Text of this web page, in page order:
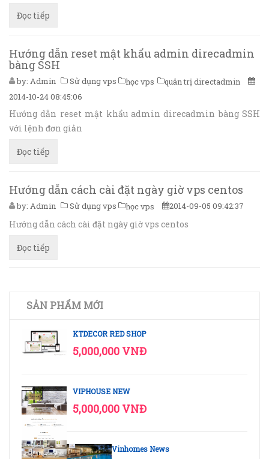
Đọc tiếp
Hướng dẫn reset mật khẩu admin direcadmin
bàng SSH
by: Admin Sử dụng vps học vps
quản trị directadmin
2014-10-24 08:45:06
Hướng dẫn reset mật khẩu admin direcadmin bàng SSH
với lệnh đơn giản
Đọc tiếp
Hướng dẫn cách cài đặt ngày giờ vps centos
by: Admin Sử dụng vps học vps 2014-09-05 09:42:37
Hướng dẫn cách cài đặt ngày giờ vps centos
Đọc tiếp
SẢN PHẨM MỚI
KTDECOR RED SHOP
5,000,000 VNĐ
VIPHOUSE NEW
5,000,000 VNĐ
Vinhomes News